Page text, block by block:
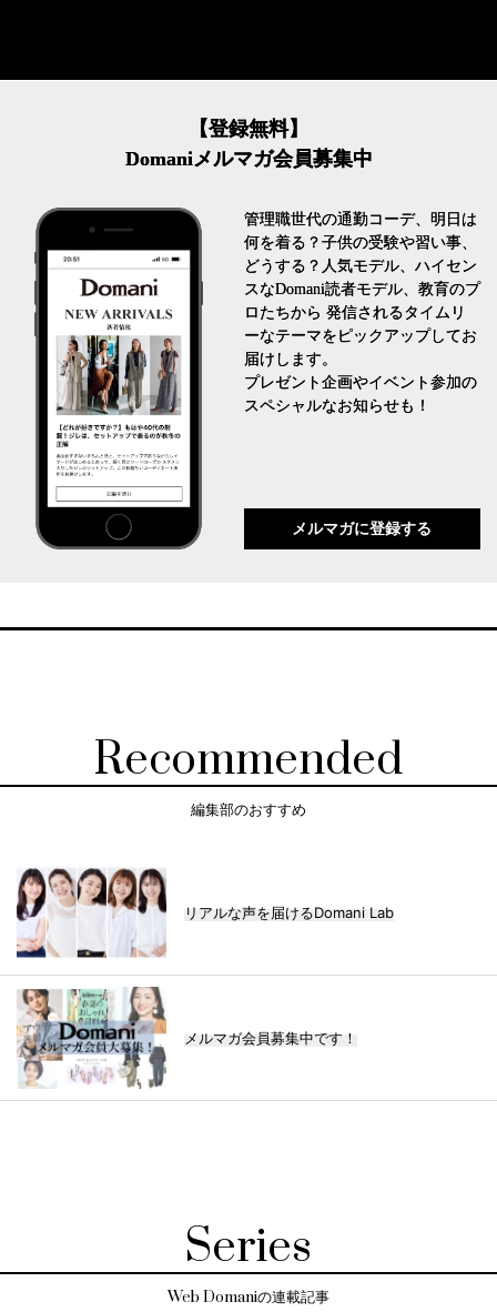
【登録無料】
Domaniメルマガ会員募集中
管理職世代の通勤コーデ、明日は
何を着る？子供の受験や習い事、
どうする？人気モデル、ハイセン
スなDomani読者モデル、教育のプ
ロたちから 発信されるタイムリ
ーなテーマをピックアップしてお
届けします。
プレゼント企画やイベント参加の
スペシャルなお知らせも！
メルマガに登録する
Recommended
編集部のおすすめ
リアルな声を届けるDomani Lab
メルマガ会員募集中です！
Series
Web Domaniの連載記事